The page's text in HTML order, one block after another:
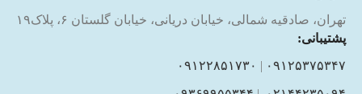
تهران، صادقیه شمالی، خیابان دریانی، خیابان گلستان ۶، پلاک۱۹
پشتیبانی:
۰۹۱۲۵۳۷۵۳۴۷ | ۰۹۱۲۲۸۵۱۷۳۰